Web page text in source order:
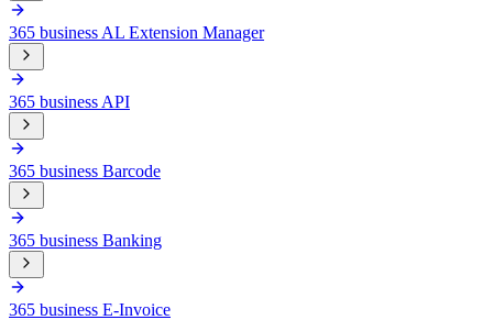
365 business AL Extension Manager
365 business API
365 business Barcode
365 business Banking
365 business E-Invoice